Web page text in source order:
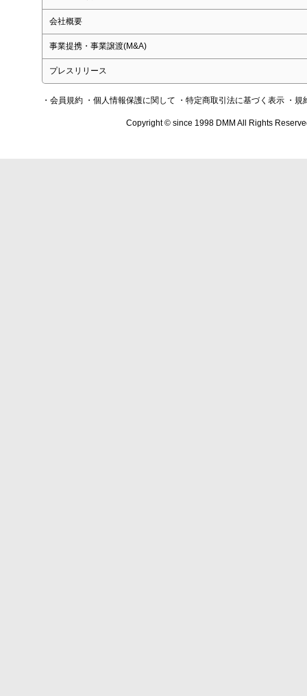
会社概要
事業提携・事業譲渡(M&A)
プレスリリース
・会員規約 ・個人情報保護に関して ・特定商取引法に基づく表示 ・規
Copyright © since 1998 DMM All Rights